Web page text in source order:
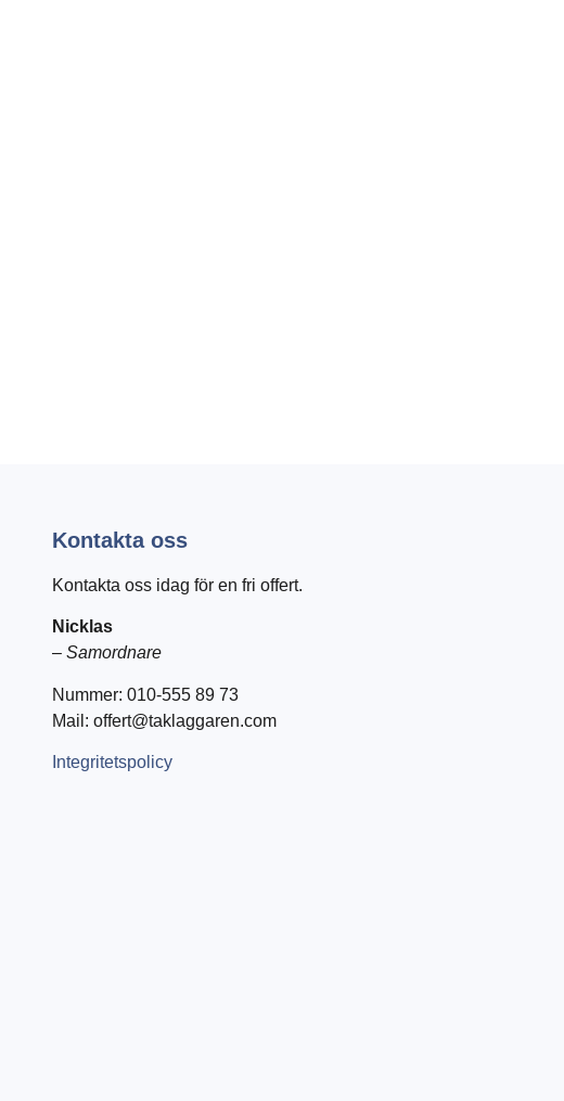
Kontakta oss
Kontakta oss idag för en fri offert.
Nicklas
– Samordnare
Nummer: 010-555 89 73
Mail: offert@taklaggaren.com
Integritetspolicy